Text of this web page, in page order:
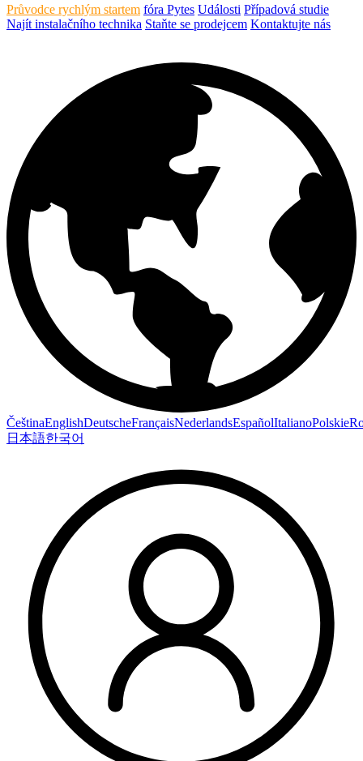
Průvodce rychlým startem fóra Pytes Události Případová studie
Najít instalačního technika Staňte se prodejcem Kontaktujte nás
ČeštinaEnglishDeutscheFrançaisNederlandsEspañolItalianoPolskie
日本語한국어